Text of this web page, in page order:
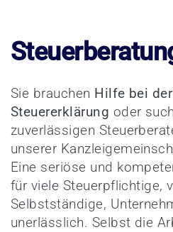
Sie brauchen Hilfe bei der
Steuererklärung oder
zuverlässigen
unserer
Eine seriöse und
für viele Steuerpflichtige,
Selbstständige,
unerlässlich. Selbst die